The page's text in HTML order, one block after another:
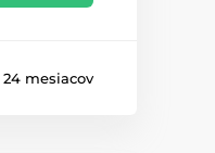
24 mesiacov